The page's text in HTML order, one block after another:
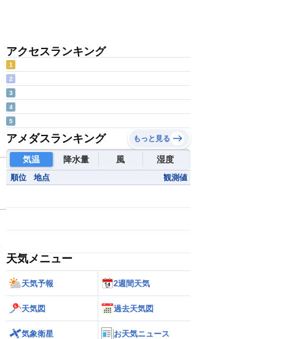
アクセスランキング
1
2
3
4
5
アメダスランキング もっと見る
気温 降水量 風 湿度
順位 地点 観測値
天気メニュー
天気予報 2週間天気
天気図 過去天気図
気象衛星 お天気ニュース